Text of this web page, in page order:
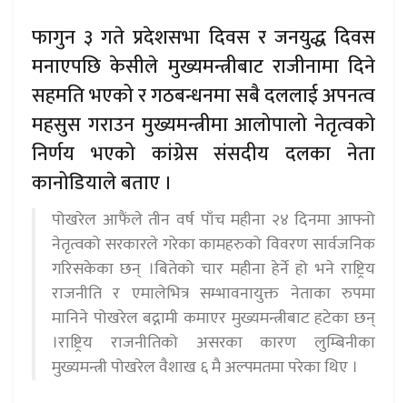
फागुन ३ गते प्रदेशसभा दिवस र जनयुद्ध दिवस
मनाएपछि केसीले मुख्यमन्त्रीबाट राजीनामा दिने
सहमति भएको र गठबन्धनमा सबै दललाई अपनत्व
महसुस गराउन मुख्यमन्त्रीमा आलोपालो नेतृत्वको
निर्णय भएको कांग्रेस संसदीय दलका नेता
कानोडियाले बताए ।
पोखरेल आफैंले तीन वर्ष पाँच महीना २४ दिनमा आफ्नो
नेतृत्वको सरकारले गरेका कामहरुको विवरण सार्वजनिक
गरिसकेका छन् ।बितेको चार महीना हेर्ने हो भने राष्ट्रिय
राजनीति र एमालेभित्र सम्भावनायुक्त नेताका रुपमा
मानिने पोखरेल बद्नामी कमाएर मुख्यमन्त्रीबाट हटेका छन्
।राष्ट्रिय राजनीतिको असरका कारण लुम्बिनीका
मुख्यमन्त्री पोखरेल वैशाख ६ मै अल्पमतमा परेका थिए ।